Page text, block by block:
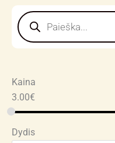
Products
search
Kaina
3.00€
Dydis